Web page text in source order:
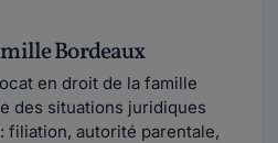
Bordeaux
en droit de la famille
des situations juridiques
filiation, autorité parentale,